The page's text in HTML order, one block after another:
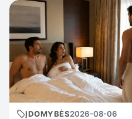
ĮDOMYBĖS2026-08-06